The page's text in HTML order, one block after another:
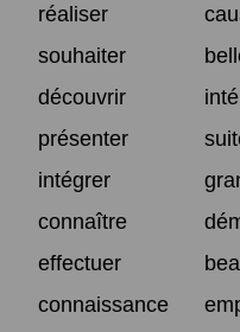
réaliser
souhaiter
découvrir
présenter
intégrer
connaître
effectuer
connaissance